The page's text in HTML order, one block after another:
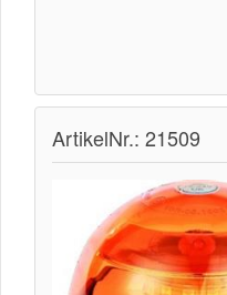
ArtikelNr.: 21509